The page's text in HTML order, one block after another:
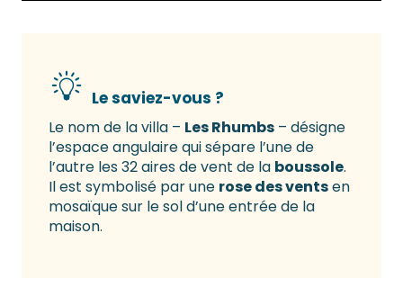
Le saviez-vous ?
Le nom de la villa – Les Rhumbs – désigne
l’espace angulaire qui sépare l’une de
l’autre les 32 aires de vent de la boussole.
Il est symbolisé par une rose des ventsen
mosaïque sur le sol d’une entrée de la
maison.